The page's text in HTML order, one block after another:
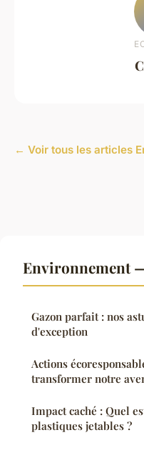
← Voir tous les articles
Environnement
Gazon parfait : nos
d'exception
Actions
transformer notre
Impact caché : Quel
plastiques jetables ?